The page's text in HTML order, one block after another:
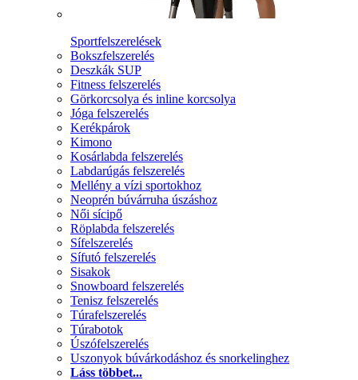
Sportfelszerelések
Bokszfelszerelés
Deszkák SUP
Fitness felszerelés
Görkorcsolya és inline korcsolya
Jóga felszerelés
Kerékpárok
Kimono
Kosárlabda felszerelés
Labdarúgás felszerelés
Mellény a vízi sportokhoz
Neoprén búvárruha úszáshoz
Női sícipő
Röplabda felszerelés
Sífelszerelés
Sífutó felszerelés
Sisakok
Snowboard felszerelés
Tenisz felszerelés
Túrafelszerelés
Túrabotok
Úszófelszerelés
Uszonyok búvárkodáshoz és snorkelinghez
Láss többet...